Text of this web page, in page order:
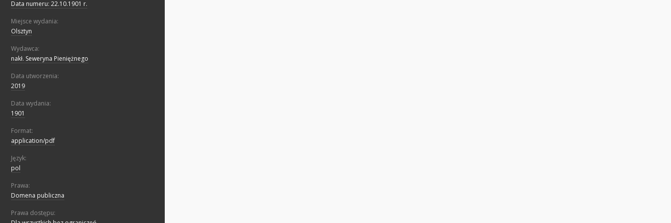
Data numeru: 22.10.1901 r.
Miejsce wydania:
Olsztyn
Wydawca:
nakł. Seweryna Pieniężnego
Data utworzenia:
2019
Data wydania:
1901
Format:
application/pdf
Język:
pol
Prawa:
Domena publiczna
Prawa dostępu: